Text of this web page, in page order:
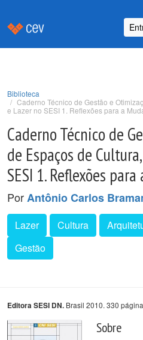
Biblioteca
Caderno Técnico de Gestão e
e Lazer no SESI 1. Reflexões para a
Caderno Técnico de
de Espaços de
SESI 1. Reflexões
PorAntônio Carlos
Lazer Cultura
Gestão
Editora SESI DN. Brasil 2010. 330
Sobre